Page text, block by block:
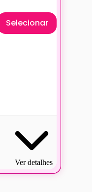
Selecionar
Ver detalhes